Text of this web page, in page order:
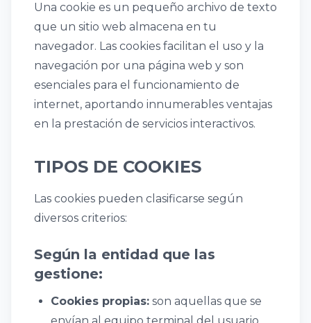
Una cookie es un pequeño archivo de texto
que un sitio web almacena en tu
navegador. Las cookies facilitan el uso y la
navegación por una página web y son
esenciales para el funcionamiento de
internet, aportando innumerables ventajas
en la prestación de servicios interactivos.
TIPOS DE COOKIES
Las cookies pueden clasificarse según
diversos criterios:
Según la entidad que las
gestione:
Cookies propias: son aquellas que se